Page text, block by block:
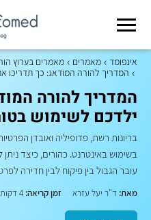
אינפומד מאמרים
מאמרים בערוץ
המדריך להורה המודאג: כך תדריכו
המדריך להורה
ילדכם לשימוש
בריונות רשת, פדופיליה ואובדן
בשימוש באינטרנט. כהורים, כיצד
עובר הגבול בין פיקוח לבין חדירה
מאת: ד"ר יעל עזרא זמן קריאה: